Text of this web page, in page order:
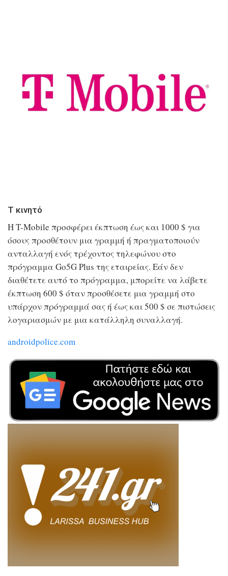
Τ κινητό
Η T-Mobile προσφέρει έκπτωση έως και 1000 $ για
όσους προσθέτουν μια γραμμή ή πραγματοποιούν
ανταλλαγή ενός τρέχοντος τηλεφώνου στο
πρόγραμμα Go5G Plus της εταιρείας. Εάν δεν
διαθέτετε αυτό το πρόγραμμα, μπορείτε να λάβετε
έκπτωση 600 $ όταν προσθέσετε μια γραμμή στο
υπάρχον πρόγραμμά σας ή έως και 500 $ σε πιστώσεις
λογαριασμών με μια κατάλληλη συναλλαγή.
androidpolice.com